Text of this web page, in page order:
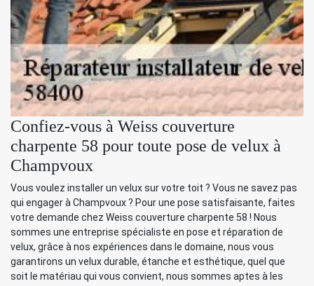
Confiez-vous à Weiss couverture
charpente 58 pour toute pose de velux à
Champvoux
Vous voulez installer un velux sur votre toit ? Vous ne savez pas
qui engager à Champvoux ? Pour une pose satisfaisante, faites
votre demande chez Weiss couverture charpente 58 ! Nous
sommes une entreprise spécialiste en pose et réparation de
velux, grâce à nos expériences dans le domaine, nous vous
garantirons un velux durable, étanche et esthétique, quel que
soit le matériau qui vous convient, nous sommes aptes à les